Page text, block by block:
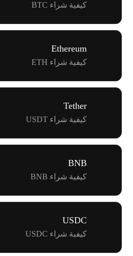
كيفية شراء BTC
Ethereum
كيفية شراء ETH
Tether
كيفية شراء USDT
BNB
كيفية شراء BNB
USDC
كيفية شراء USDC